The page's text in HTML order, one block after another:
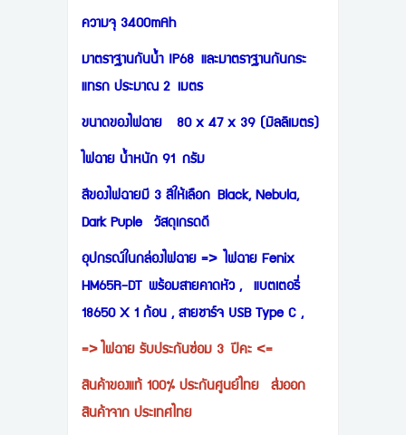
ความจุ 3400mAh
มาตราฐานกันนำ้ IP68 และมาตราฐานกันกระ
แทรก ประมาณ 2 เมตร
ขนาดของไฟฉาย 80 x 47 x 39 (มิลลิเมตร)
ไฟฉาย นำ้หนัก 91 กรัม
สีของไฟฉายมี 3 สีให้เลือก Black, Nebula,
Dark Puple วัสดุเกรดดี
อุปกรณ์ในกล่องไฟฉาย => ไฟฉาย Fenix
HM65R-DT พร้อมสายคาดหัว , แบตเตอรี่
18650 X 1 ก้อน , สายชาร์จ USB Type C ,
=> ไฟฉาย รับประกันซ่อม 3 ปีคะ <=
สินค้าของแท้ 100% ประกันศูนย์ไทย ส่งออก
สินค้าจาก ประเทศไทย